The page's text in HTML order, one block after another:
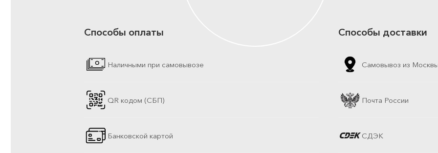
Способы оплаты
Наличными при самовывозе
QR кодом (СБП)
Банковской картой
Способы доставки
Самовывоз из
Почта России
СДЭК